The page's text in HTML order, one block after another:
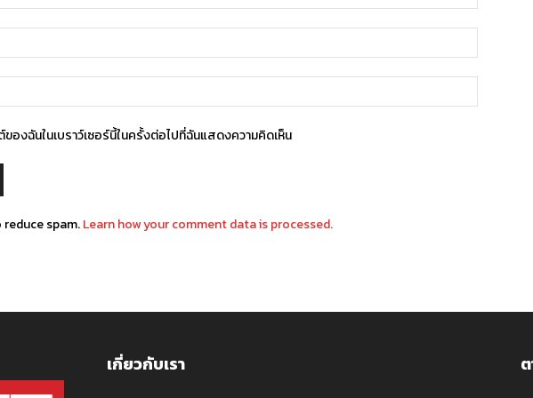
ของฉันในเบราว์เซอร์นี้ในครั้งต่อไปที่ฉันแสดงความคิดเห็น
spam.Learn how your comment data is processed.
เกี่ยวกับเรา